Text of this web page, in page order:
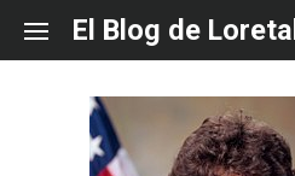
content
El Blog de